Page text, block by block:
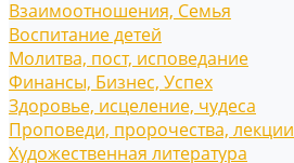
Взаимоотношения, Cемья
Воспитание детей
Молитва, пост, исповедание
Финансы, Бизнес, Успех
Здоровье, исцеление, чудеса
Проповеди, пророчества, лекции
Художественная литература